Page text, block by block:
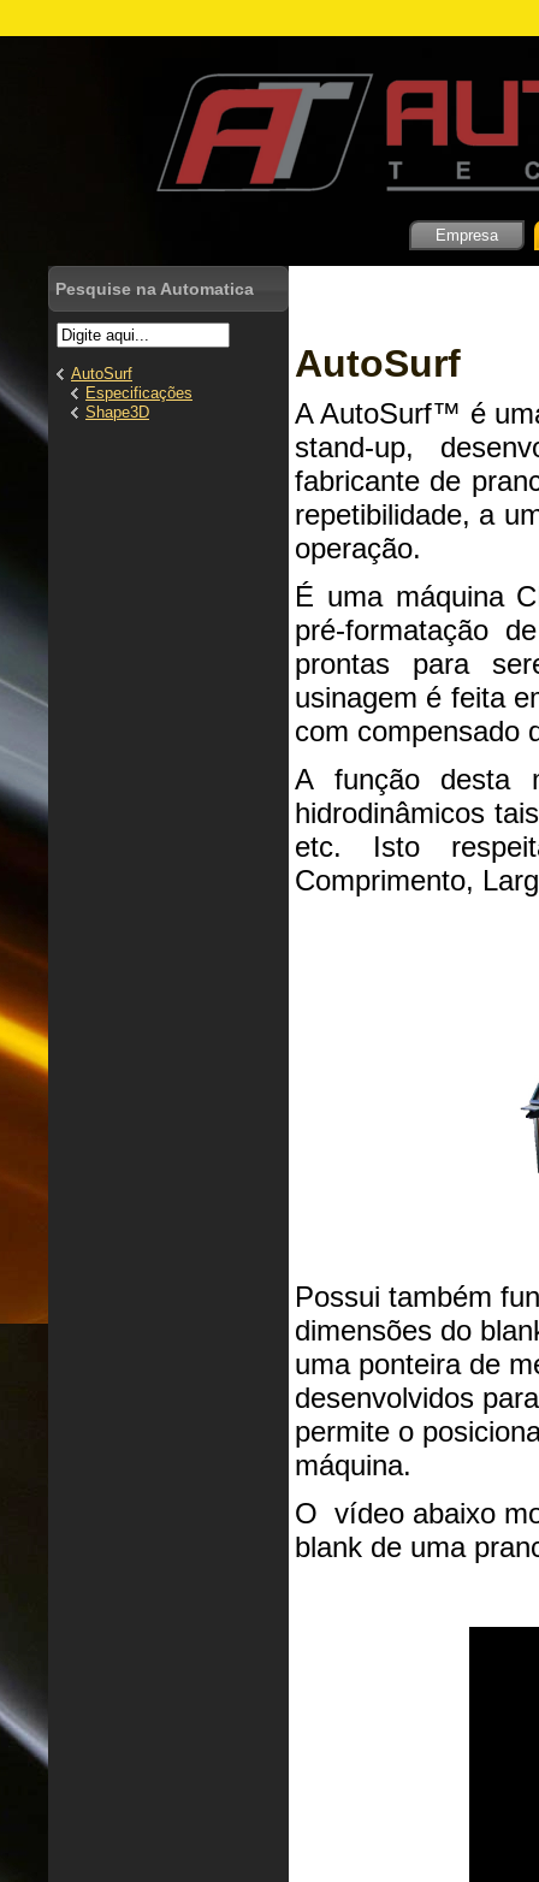
Empresa
Pesquise na Automatica
AutoSurf
Especificações
Shape3D
AutoSurf
A AutoSurf™ é
stand-up,
fabricante de
repetibilidade, a
operação.
É uma máquina
pré-formatação
prontas para
usinagem é feita
com compensado
A função desta
hidrodinâmicos
etc. Isto
Comprimento,
Possui também
dimensões do
uma ponteira de
desenvolvidos
permite o
máquina.
O vídeo abaixo
blank de uma